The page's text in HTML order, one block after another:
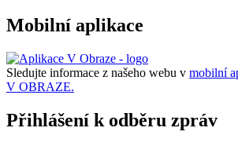
Mobilní aplikace
Sledujte informace z našeho webu v mobilní
V OBRAZE.
Přihlášení k odběru zpráv